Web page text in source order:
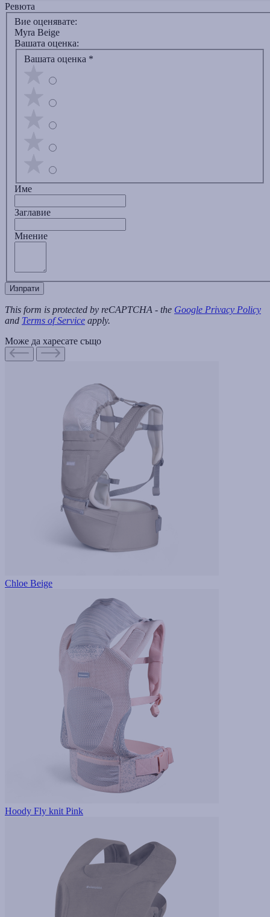
Ревюта
Вие оценявате:
Myra Beige
Вашата оценка:
Вашата оценка *
Име
Заглавиe
Мнение
Изпрати
This form is protected by reCAPTCHA - the Google Privacy Policy
and Terms of Service apply.
Може да харесате също
Chloe Beige
Hoody Fly knit Pink